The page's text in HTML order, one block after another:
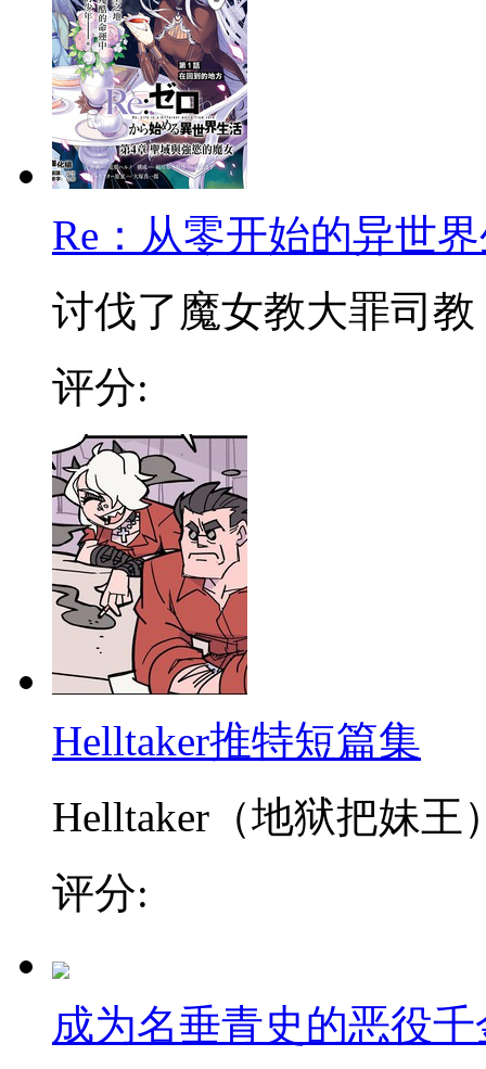
Re：从零开始的异世
讨伐了魔女教大罪司教
评分:
Helltaker推特短篇集
Helltaker（地狱把妹王
评分:
成为名垂青史的恶役